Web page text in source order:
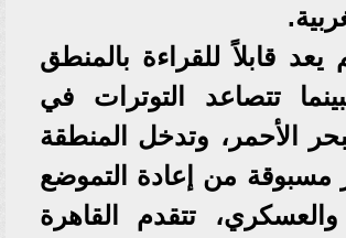
يعد قابلاً للقراءة بالمنطق
تتصاعد التوترات في
الأحمر، وتدخل المنطقة
مسبوقة من إعادة التموضع
تتقدم القاهرة